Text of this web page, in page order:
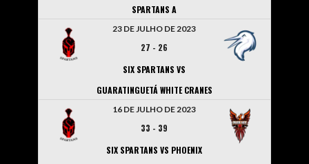
SPARTANS A
23 DE JULHO DE 2023
27 - 26
SIX SPARTANS VS
GUARATINGUETÁ WHITE CRANES
16 DE JULHO DE 2023
33 - 39
SIX SPARTANS VS PHOENIX